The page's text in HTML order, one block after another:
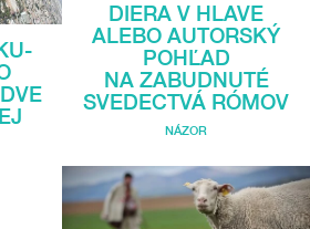
DIERA V HLAVE
ALEBO AUTORSKÝ
POHĽAD
NA ZABUDNUTÉ
SVEDECTVÁ RÓMOV
NÁZOR